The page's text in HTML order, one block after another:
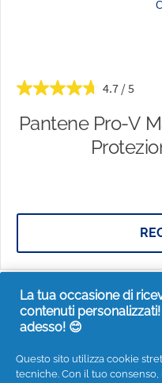
4.7
Pantene Pro-V Maschera Ricci Perfetti
Seguici sui social
La tua occasione di
contenuti
adesso! 😊
Questo sito utilizza cookie
tecniche. Con il tuo consenso,